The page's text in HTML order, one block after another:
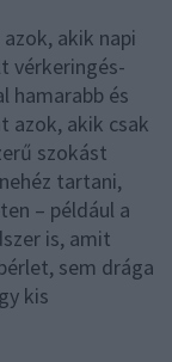
akik napi
vérkeringés-
hamarabb és
azok, akik csak
szokást
tartani,
– például a
is, amit
sem drága
kis